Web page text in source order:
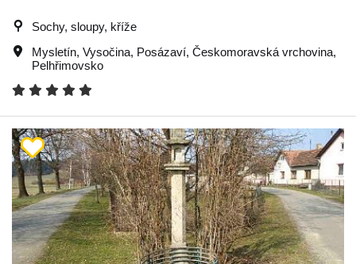
Sochy, sloupy, kříže
Mysletín, Vysočina, Posázaví, Českomoravská vrchovina,
Pelhřimovsko